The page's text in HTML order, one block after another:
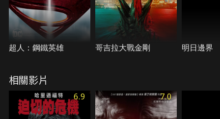
超人：鋼鐵英雄 哥吉拉大戰金剛 明日邊界
相關影片
6.9 7.0